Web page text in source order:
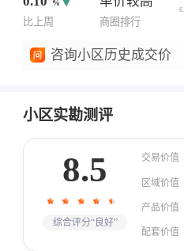
%
比上周 商圈排行
咨询小区历史成交价
小区实勘测评
8.5
综合评分“良好”
交易价值
区域价值
产品价值
配套价值